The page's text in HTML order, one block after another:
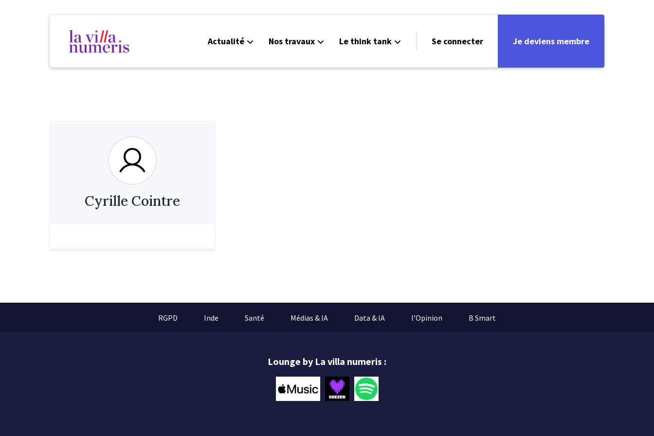
Actualité Nos travaux Le think tank Se connecter Je deviens membre
Cyrille Cointre
RGPD Inde Santé Médias & IA Data & IA l’Opinion B Smart
Lounge by La villa numeris :